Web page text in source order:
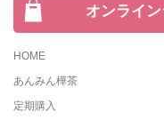
オンライ
HOME
あんみん樺茶
定期購入